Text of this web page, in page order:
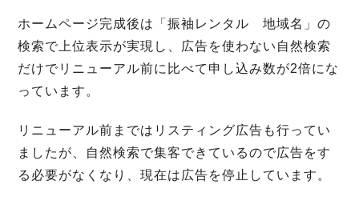
ホームページ完成後は「振袖レンタル 地域名」の
検索で上位表示が実現し、広告を使わない自然検索
だけでリニューアル前に比べて申し込み数が2倍にな
っています。
リニューアル前まではリスティング広告も行ってい
ましたが、自然検索で集客できているので広告をす
る必要がなくなり、現在は広告を停止しています。